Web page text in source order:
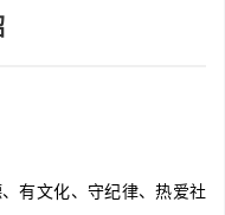
有文化、守纪律、热爱社